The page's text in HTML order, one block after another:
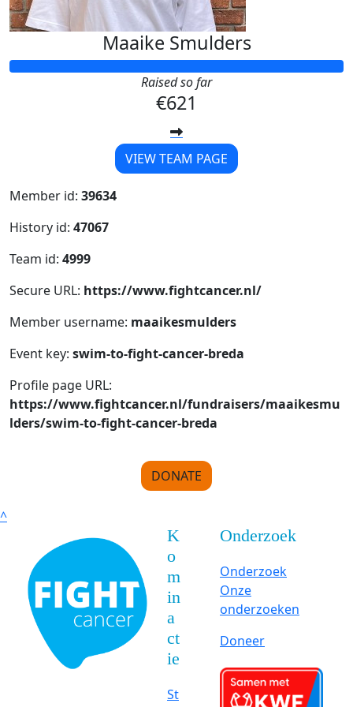
Maaike Smulders
Raised so far
€621
VIEW TEAM PAGE
Member id: 39634
History id: 47067
Team id: 4999
Secure URL: https://www.fightcancer.nl/
Member username: maaikesmulders
Event key: swim-to-fight-cancer-breda
Profile page URL:
https://www.fightcancer.nl/fundraisers/maaikesmu
lders/swim-to-fight-cancer-breda
DONATE
^
K
o
m
in
a
ct
ie
St
Onderzoek
Onderzoek
Onze
onderzoeken
Doneer